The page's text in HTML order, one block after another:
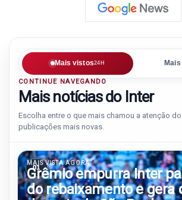
Mais vistos24H
CONTINUE NAVEGANDO
Mais notícias do Inter
Escolha entre o que mais chamou a atenção
publicações mais novas.
01
MAIS VISTA AGORA
Grêmio empurra Inter
do rebaixamento e gera